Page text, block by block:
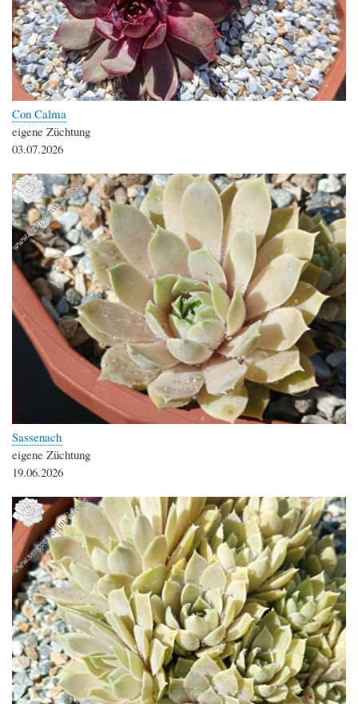
Con Calma
eigene Züchtung
03.07.2026
Sassenach
eigene Züchtung
19.06.2026